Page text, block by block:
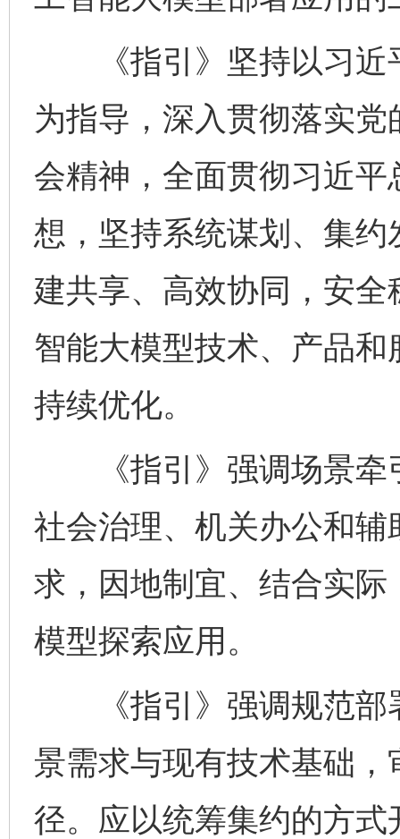
《指引》坚持以习近
为指导，深入贯彻落实
会精神，全面贯彻习近
想，坚持系统谋划、集
建共享、高效协同，安
智能大模型技术、产品
持续优化。
《指引》强调场景牵
社会治理、机关办公和
求，因地制宜、结合实
模型探索应用。
《指引》强调规范部
景需求与现有技术基础
径。应以统筹集约的方